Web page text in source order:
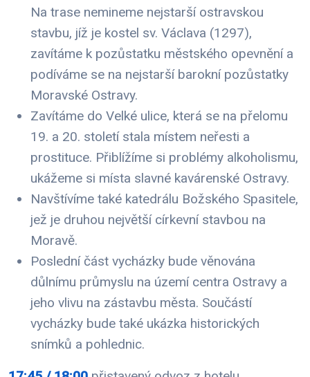
Na trase nemineme nejstarší ostravskou
stavbu, jíž je kostel sv. Václava (1297),
zavítáme k pozůstatku městského opevnění a
podíváme se na nejstarší barokní pozůstatky
Moravské Ostravy.
Zavítáme do Velké ulice, která se na přelomu
19. a 20. století stala místem neřesti a
prostituce. Přiblížíme si problémy alkoholismu,
ukážeme si místa slavné kavárenské Ostravy.
Navštívíme také katedrálu Božského Spasitele,
jež je druhou největší církevní stavbou na
Moravě.
Poslední část vycházky bude věnována
důlnímu průmyslu na území centra Ostravy a
jeho vlivu na zástavbu města. Součástí
vycházky bude také ukázka historických
snímků a pohlednic.